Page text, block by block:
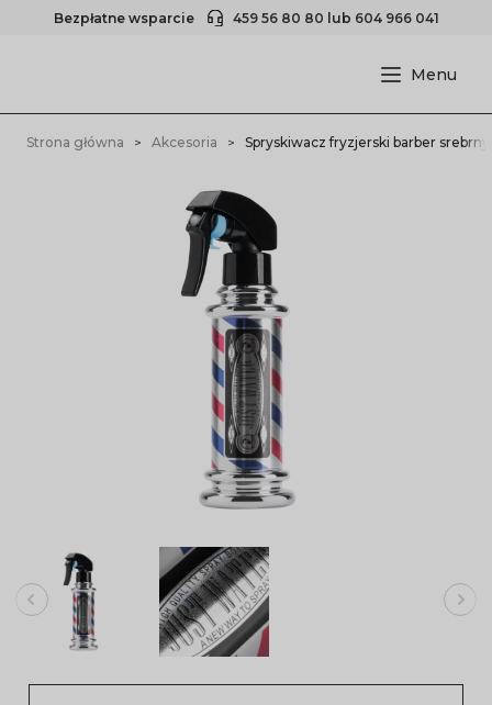
Bezpłatne wsparcie 459 56 80 80 lub 604 966 041
Strona główna Akcesoria Spryskiwacz fryzjerski barber